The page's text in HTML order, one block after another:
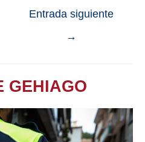
Entrada siguiente
→
GEHIAGO